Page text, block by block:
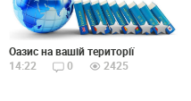
Оазис на вашій території
14:22
0 2425